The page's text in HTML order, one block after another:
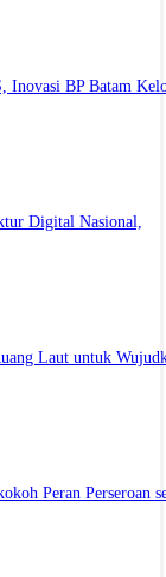
Inovasi BP Batam
Digital Nasional,
Laut untuk
Peran Perseroan